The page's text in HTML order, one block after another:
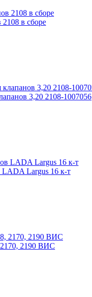
в сборе
3,20 2108-1007056
Largus 16 к-т
2190 ВИС